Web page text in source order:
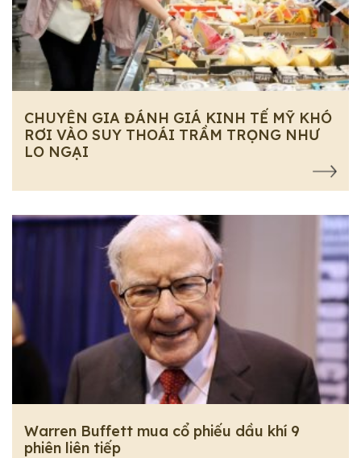
CHUYÊN GIA ĐÁNH GIÁ KINH TẾ MỸ KHÓ
RƠI VÀO SUY THOÁI TRẦM TRỌNG NHƯ
LO NGẠI
Warren Buffett mua cổ phiếu dầu khí 9
phiên liên tiếp